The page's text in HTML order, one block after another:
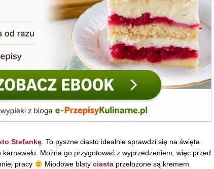
Stefankę . To pyszne ciasto idealnie sprawdzi się na święta
Można go przygotować z wyprzedzeniem, więc przed
pracy
Miodowe blaty ciastaprzełożone są kremem